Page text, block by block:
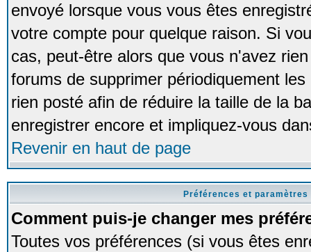
envoyé lorsque vous vous êtes
votre compte pour quelque raison. Si
cas, peut-être alors que vous n'avez
forums de supprimer périodiquement
rien posté afin de réduire la taille de la
enregistrer encore et impliquez-vous
Revenir en haut de page
Préférences et
Comment puis-je changer mes
Toutes vos préférences (si vous êtes